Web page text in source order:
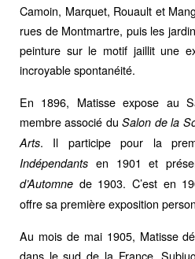
Camoin, Marquet, Rouault et
rues de Montmartre, puis les
peinture sur le motif jaillit une
incroyable spontanéité.
En 1896, Matisse expose au
membre associé duSalon de la
Arts. Il participe pour la
Indépendants en 1901 et
d’Automne de 1903. C’est en
offre sa première exposition
Au mois de mai 1905, Matisse
dans le sud de la France.